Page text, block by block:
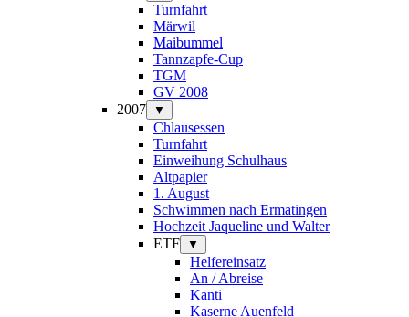
Turnfahrt
Märwil
Maibummel
Tannzapfe-Cup
TGM
GV 2008
2007
▼
Chlausessen
Turnfahrt
Einweihung Schulhaus
Altpapier
1. August
Schwimmen nach Ermatingen
Hochzeit Jaqueline und Walter
ETF
▼
Helfereinsatz
An / Abreise
Kanti
Kaserne Auenfeld